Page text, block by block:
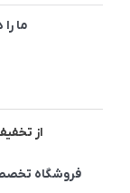
ما
از
فروشگاه